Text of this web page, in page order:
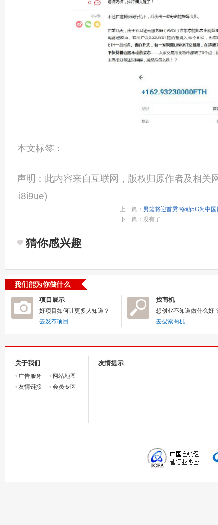
本文标签：
声明：此内容来自互联网，版权归原作者及相关
li8i9ue)
上一篇： 男篮将迎首秀!移动5G为中
下一篇：没有了
猜你感兴趣
项目展示
好项目如何让更多人知道？
去发布项目
找商机
想创业不知道做什么好
去搜索商机
关于我们
• 广告服务 • 网站地图
• 友情链接 • 会员专区
友情提示